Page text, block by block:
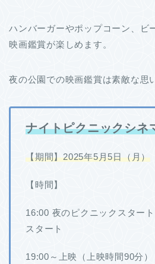
ハンバーガーやポップコーン、ビ
映画鑑賞が楽しめます。
夜の公園での映画鑑賞は素敵な思
ナイトピクニックシネ
【期間】2025年5月5日（月）
【時間】
16:00 夜のピクニックスター
スタート
19:00～上映（上映時間90分）